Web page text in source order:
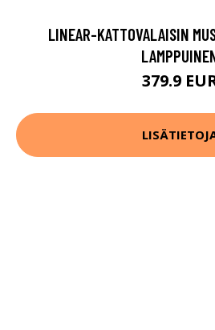
LINEAR-KATTOVALAISIN
379.9